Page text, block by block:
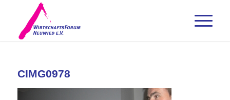
CIMG0978